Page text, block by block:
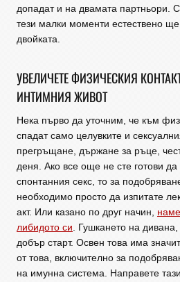
допадат и на двамата партньори.
тези малки моменти естествено
двойката.
УВЕЛИЧЕТЕ ФИЗИЧЕСКИЯ
ИНТИМНИЯ ЖИВОТ
Нека първо да уточним, че към
спадат само целувките и
прегръщане, държане за ръце,
деня. Ако все още не сте готови да
спонтанния секс, то за
необходимо просто да изпитате
акт. Или казано по друг начин,
либидото си. Гушкането на
добър старт. Освен това има
от това, включително за
на имунна система. Направете